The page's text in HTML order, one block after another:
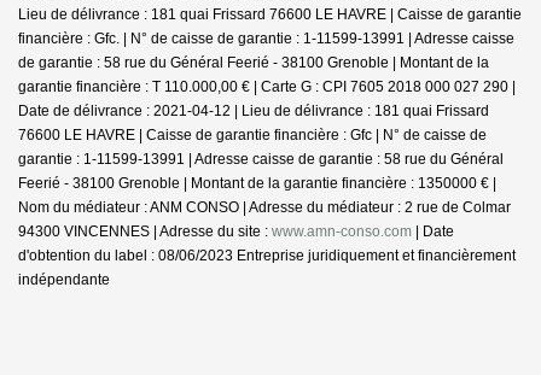
Lieu de délivrance : 181 quai Frissard 76600 LE HAVRE | Caisse de garantie
financière : Gfc. | N° de caisse de garantie : 1-11599-13991 | Adresse caisse
de garantie : 58 rue du Général Feerié - 38100 Grenoble | Montant de la
garantie financière : T 110.000,00 € | Carte G : CPI 7605 2018 000 027 290 |
Date de délivrance : 2021-04-12 | Lieu de délivrance : 181 quai Frissard
76600 LE HAVRE | Caisse de garantie financière : Gfc | N° de caisse de
garantie : 1-11599-13991 | Adresse caisse de garantie : 58 rue du Général
Feerié - 38100 Grenoble | Montant de la garantie financière : 1350000 € |
Nom du médiateur : ANM CONSO | Adresse du médiateur : 2 rue de Colmar
94300 VINCENNES | Adresse du site : www.amn-conso.com | Date
d'obtention du label : 08/06/2023 Entreprise juridiquement et financièrement
indépendante